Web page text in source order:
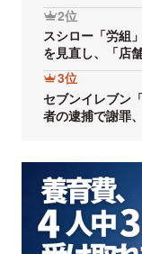
2位
スシロー「労組
を見直し、「店
3位
セブンイレブン
者の逮捕で謝罪